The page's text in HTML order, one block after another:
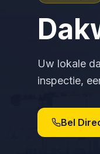
Uw lokale
inspectie,
Bel